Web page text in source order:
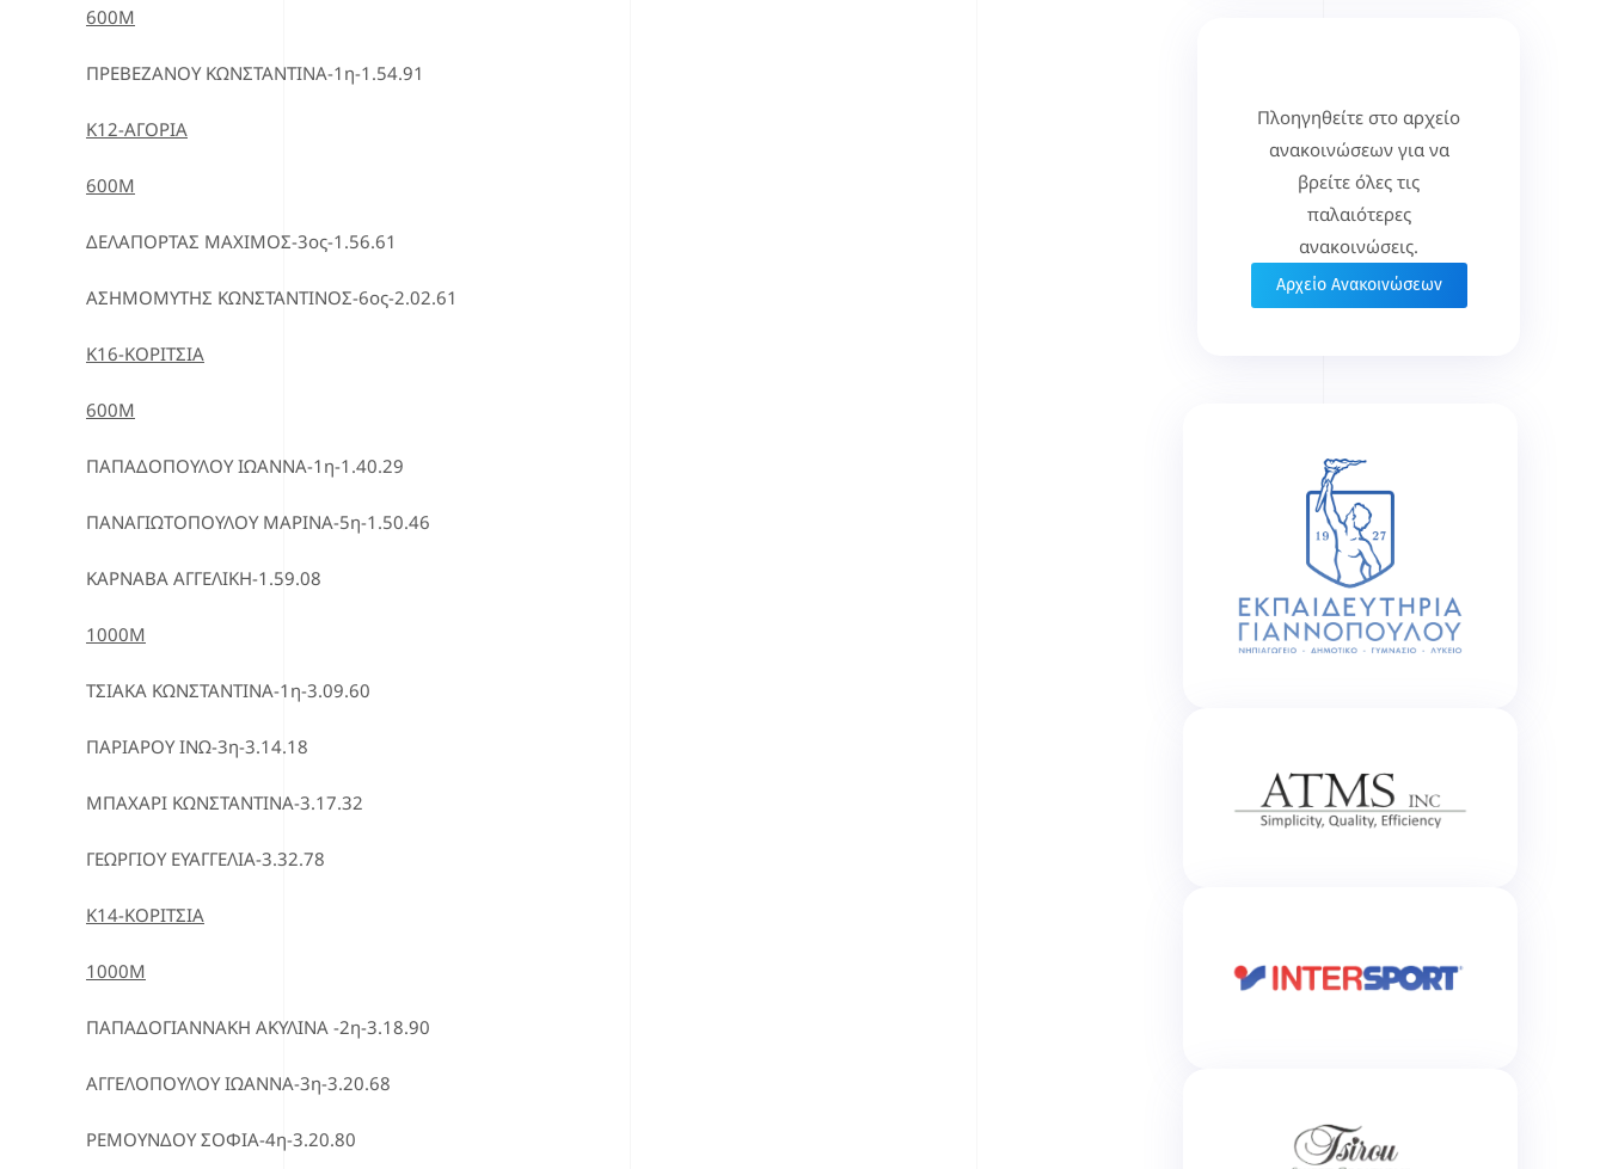
600Μ
ΠΡΕΒΕΖΑΝΟΥ ΚΩΝΣΤΑΝΤΙΝΑ-1η-1.54.91
Κ12-ΑΓΟΡΙΑ
600Μ
ΔΕΛΑΠΟΡΤΑΣ ΜΑΧΙΜΟΣ-3ος-1.56.61
ΑΣΗΜΟΜΥΤΗΣ ΚΩΝΣΤΑΝΤΙΝΟΣ-6ος-2.02.61
Κ16-ΚΟΡΙΤΣΙΑ
600Μ
ΠΑΠΑΔΟΠΟΥΛΟΥ ΙΩΑΝΝΑ-1η-1.40.29
ΠΑΝΑΓΙΩΤΟΠΟΥΛΟΥ ΜΑΡΙΝΑ-5η-1.50.46
ΚΑΡΝΑΒΑ ΑΓΓΕΛΙΚΗ-1.59.08
1000Μ
ΤΣΙΑΚΑ ΚΩΝΣΤΑΝΤΙΝΑ-1η-3.09.60
ΠΑΡΙΑΡΟΥ ΙΝΩ-3η-3.14.18
ΜΠΑΧΑΡΙ ΚΩΝΣΤΑΝΤΙΝA-3.17.32
ΓΕΩΡΓΙΟΥ ΕΥΑΓΓΕΛΙΑ-3.32.78
Κ14-ΚΟΡΙΤΣΙΑ
1000Μ
ΠΑΠΑΔΟΓΙΑΝΝΑΚΗ ΑΚΥΛΙΝΑ -2η-3.18.90
ΑΓΓΕΛΟΠΟΥΛΟΥ ΙΩΑΝΝΑ-3η-3.20.68
ΡΕΜΟΥΝΔΟΥ ΣΟΦΙΑ-4η-3.20.80
Πλοηγηθείτε στο αρχείο
ανακοινώσεων για να
βρείτε όλες τις
παλαιότερες
ανακοινώσεις.
Αρχείο Ανακοινώσεων